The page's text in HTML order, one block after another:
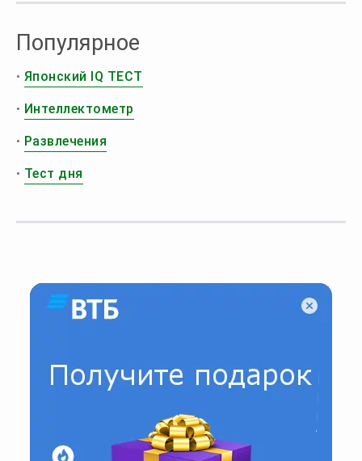
Популярное
• Японский IQ ТЕСТ
• Интеллектометр
• Развлечения
• Тест дня